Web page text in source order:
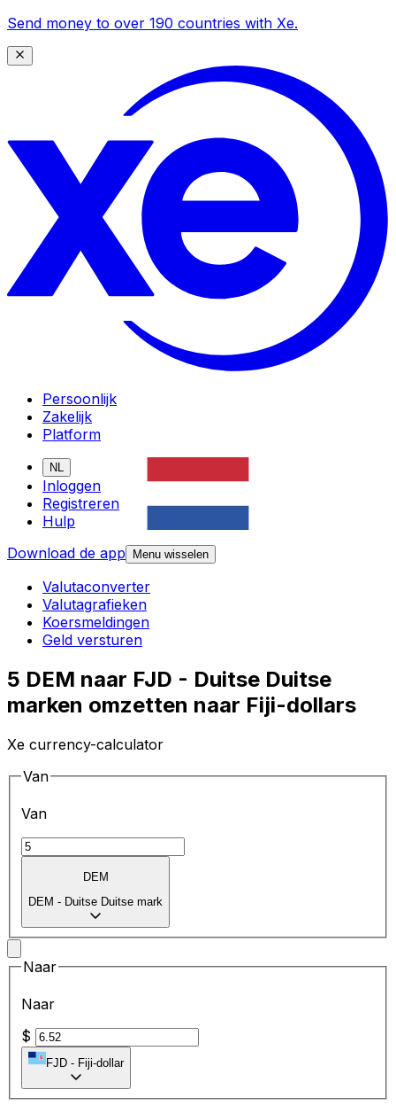
Send money to over 190 countries with Xe.
Persoonlijk
Zakelijk
Platform
NL
Inloggen
Registreren
Hulp
Download de app
Menu wisselen
Valutaconverter
Valutagrafieken
Koersmeldingen
Geld versturen
5 DEM naar FJD - Duitse Duitse
marken omzetten naar Fiji-dollars
Xe currency-calculator
Van
Van
DEM
DEM - Duitse Duitse mark
Naar
Naar
$
FJD - Fiji-dollar